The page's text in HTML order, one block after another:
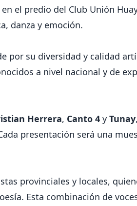
el predio del Club Unión
danza y emoción.
por su diversidad y calidad
a nivel nacional y de
Herrera, Canto 4 y Tunay
presentación será una
provinciales y locales,
Esta combinación de